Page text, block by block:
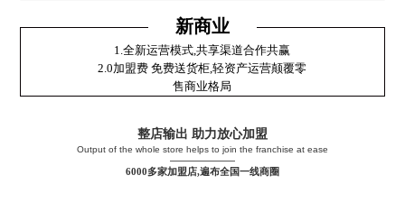
新商业
1.全新运营模式,共享渠道合作共赢
2.0加盟费 免费送货柜,轻资产运营颠覆零
售商业格局
整店输出 助力放心加盟
Output of the whole store helps to join the franchise at ease
——————
6000多家加盟店,遍布全国一线商圈